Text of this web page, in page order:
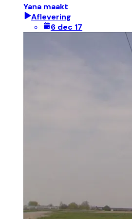
Yana maakt
Aflevering
6 dec 17